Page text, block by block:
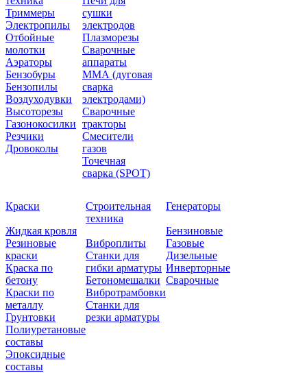
Триммеры
Электропилы
Отбойные
молотки
Аэраторы
Бензобуры
Бензопилы
Воздуходувки
Высоторезы
Газонокосилки
Резчики
Дровоколы
сушки
электродов
Плазморезы
Сварочные
аппараты
ММА (дуговая
сварка
электродами)
Сварочные
тракторы
Смесители
газов
Точечная
сварка (SPOT)
Краски
Жидкая кровля
Резиновые
краски
Краска по
бетону
Краски по
металлу
Грунтовки
Полиуретановые
составы
Эпоксидные
составы
Строительная
техника
Виброплиты
Станки для
гибки арматуры
Бетономешалки
Вибротрамбовки
Станки для
резки арматуры
Генераторы
Бензиновые
Газовые
Дизельные
Инверторные
Сварочные